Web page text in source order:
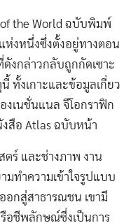
the World ฉบับพิมพ์
ห่งหนึ่งซึ่งตั้งอยู่ทางตอน
งกล่าวกลับถูกกัดเซาะ
ทั้งเกาะและข้อมูลเกี่ยว
เนชั่นแนล จีโอกราฟิก
งสือ Atlas ฉบับหน้า
ตร์ และช่างภาพ งาน
มทำความเข้าใจรูปแบบ
อกสู่สาธารณชน เขามี
รือชีพลักษณ์ซึ่งเป็นการ